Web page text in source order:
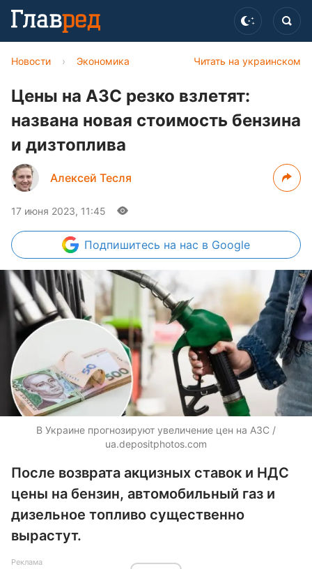
Читать на украинском
Новости › Экономика
Цены на АЗС резко взлетят:
названа новая стоимость бензина
и дизтоплива
Алексей Тесля
17 июня 2023, 11:45
Подпишитесь на нас в Google
В Украине прогнозируют увеличение цен на АЗС /
ua.depositphotos.com
После возврата акцизных ставок и НДС
цены на бензин, автомобильный газ и
дизельное топливо существенно
вырастут.
Реклама